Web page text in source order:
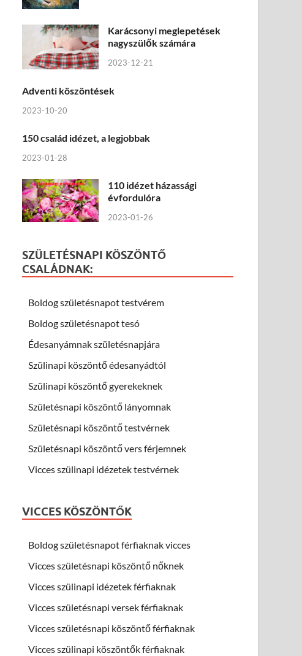
Karácsonyi meglepetések
nagyszülők számára
2023-12-21
Adventi köszöntések
2023-10-20
150 család idézet, a legjobbak
2023-01-28
110 idézet házassági
évfordulóra
2023-01-26
SZÜLETÉSNAPI KÖSZÖNTŐ
CSALÁDNAK:
Boldog születésnapot testvérem
Boldog születésnapot tesó
Édesanyámnak születésnapjára
Szülinapi köszöntő édesanyádtól
Szülinapi köszöntő gyerekeknek
Születésnapi köszöntő lányomnak
Születésnapi köszöntő testvérnek
Születésnapi köszöntő vers férjemnek
Vicces szülinapi idézetek testvérnek
VICCES KÖSZÖNTŐK
Boldog születésnapot férfiaknak vicces
Vicces születésnapi köszöntő nőknek
Vicces szülinapi idézetek férfiaknak
Vicces születésnapi versek férfiaknak
Vicces születésnapi köszöntő férfiaknak
Vicces szülinapi köszöntők férfiaknak